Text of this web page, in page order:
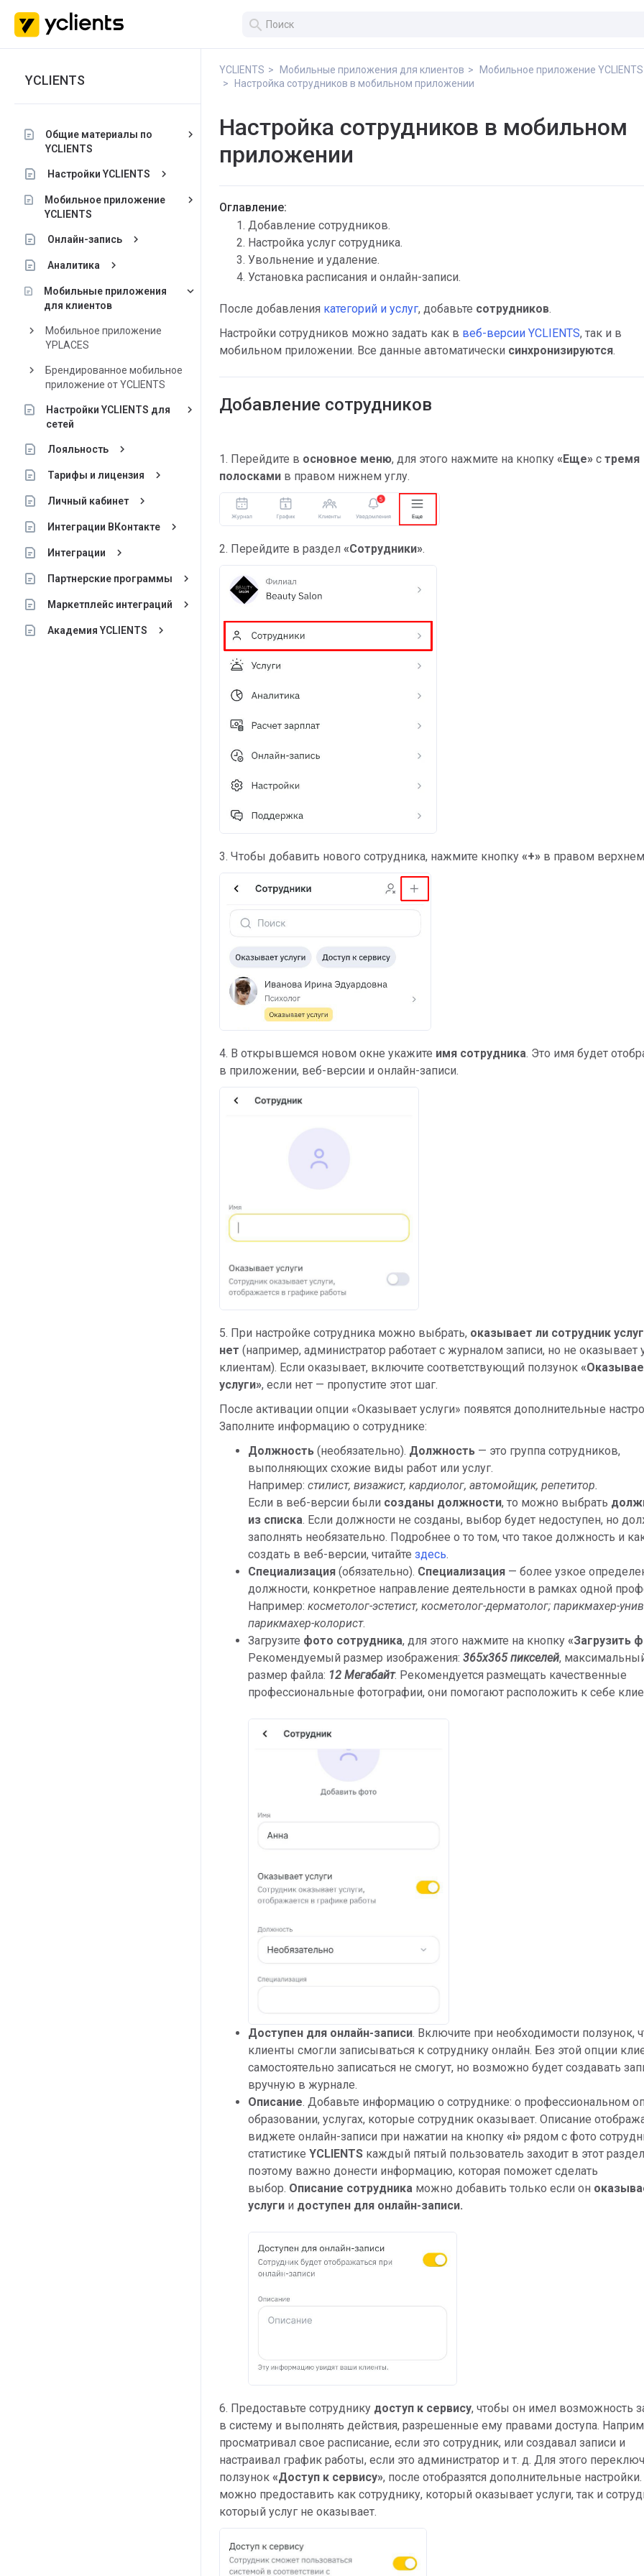
search
YCLIENTS
Общие материалы по
YCLIENTS
keyboard_arrow_right
Настройки YCLIENTS keyboard_arrow_right
Мобильное приложение
YCLIENTS
keyboard_arrow_right
Онлайн-запись keyboard_arrow_right
Аналитика keyboard_arrow_right
Мобильные приложения
для клиентов
keyboard_arrow_down
keyboard_arrow_right
Мобильное приложение
YPLACES
keyboard_arrow_right
Брендированное мобильное
приложение от YCLIENTS
Настройки YCLIENTS для
сетей
keyboard_arrow_right
Лояльность keyboard_arrow_right
Тарифы и лицензия keyboard_arrow_right
Личный кабинет keyboard_arrow_right
Интеграции ВКонтакте keyboard_arrow_right
Интеграции keyboard_arrow_right
Партнерские программы keyboard_arrow_right
Маркетплейс интеграций keyboard_arrow_right
Академия YCLIENTS keyboard_arrow_right
YCLIENTS Мобильные приложения для клиентов
Мобильное приложение YCLIENTS
Настройка сотрудников в мобильном приложении
Настройка сотрудников в мобильном
приложении
Оглавление:
Добавление сотрудников.
Настройка услуг сотрудника.
Увольнение и удаление.
Установка расписания и онлайн-записи.
После добавления категорий и услуг, добавьте сотрудников.
Настройки сотрудников можно задать как в веб-версии YCLIENTS, так и в
мобильном приложении. Все данные автоматически синхронизируются.
Добавление сотрудников
1. Перейдите в основное меню, для этого нажмите на кнопку «Еще» с тремя
полосками в правом нижнем углу.
2. Перейдите в раздел «Сотрудники».
3. Чтобы добавить нового сотрудника, нажмите кнопку «+» в правом верхнем
4. В открывшемся новом окне укажите имя сотрудника. Это имя будет
в приложении, веб-версии и онлайн-записи.
5. При настройке сотрудника можно выбрать, оказывает ли сотрудник
нет (например, администратор работает с журналом записи, но не оказывает
клиентам). Если оказывает, включите соответствующий ползунок
услуги», если нет — пропустите этот шаг.
После активации опции «Оказывает услуги» появятся дополнительные
Заполните информацию о сотруднике:
Должность (необязательно). Должность — это группа сотрудников,
выполняющих схожие виды работ или услуг.
Например: стилист, визажист, кардиолог, автомойщик, репетитор.
Если в веб-версии были созданы должности, то можно выбрать
из списка. Если должности не созданы, выбор будет недоступен, но
заполнять необязательно. Подробнее о то том, что такое должность и
создать в веб-версии, читайте здесь.
Специализация (обязательно). Специализация — более узкое
должности, конкретное направление деятельности в рамках одной
Например: косметолог-эстетист, косметолог-дерматолог; парикмахер-
парикмахер-колорист.
Загрузите фото сотрудника, для этого нажмите на кнопку «Загрузить
Рекомендуемый размер изображения: 365x365 пикселей,
размер файла: 12 Мегабайт. Рекомендуется размещать качественные
профессиональные фотографии, они помогают расположить к себе
Доступен для онлайн-записи. Включите при необходимости ползунок,
клиенты смогли записываться к сотруднику онлайн. Без этой опции
самостоятельно записаться не смогут, но возможно будет создавать
вручную в журнале.
Описание. Добавьте информацию о сотруднике: о профессиональном
образовании, услугах, которые сотрудник оказывает. Описание
виджете онлайн-записи при нажатии на кнопку «i» рядом с фото
статистике YCLIENTS каждый пятый пользователь заходит в этот
поэтому важно донести информацию, которая поможет сделать
выбор. Описание сотрудника можно добавить только если он
услуги и доступен для онлайн-записи.
6. Предоставьте сотруднику доступ к сервису, чтобы он имел возможность
в систему и выполнять действия, разрешенные ему правами доступа.
просматривал свое расписание, если это сотрудник, или создавал записи и
настраивал график работы, если это администратор и т. д. Для этого
ползунок «Доступ к сервису», после отобразятся дополнительные
можно предоставить как сотруднику, который оказывает услуги, так и
который услуг не оказывает.